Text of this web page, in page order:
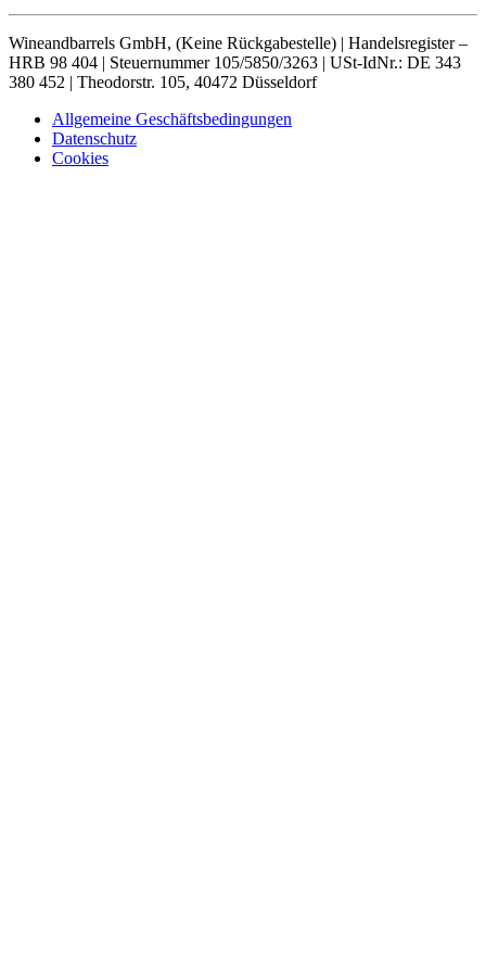
Wineandbarrels GmbH, (Keine Rückgabestelle) | Handelsregister –
HRB 98 404 | Steuernummer 105/5850/3263 | USt-IdNr.: DE 343
380 452 | Theodorstr. 105, 40472 Düsseldorf
Allgemeine Geschäftsbedingungen
Datenschutz
Cookies